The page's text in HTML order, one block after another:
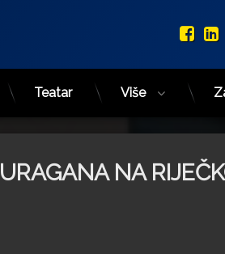
Teatar Više
NA